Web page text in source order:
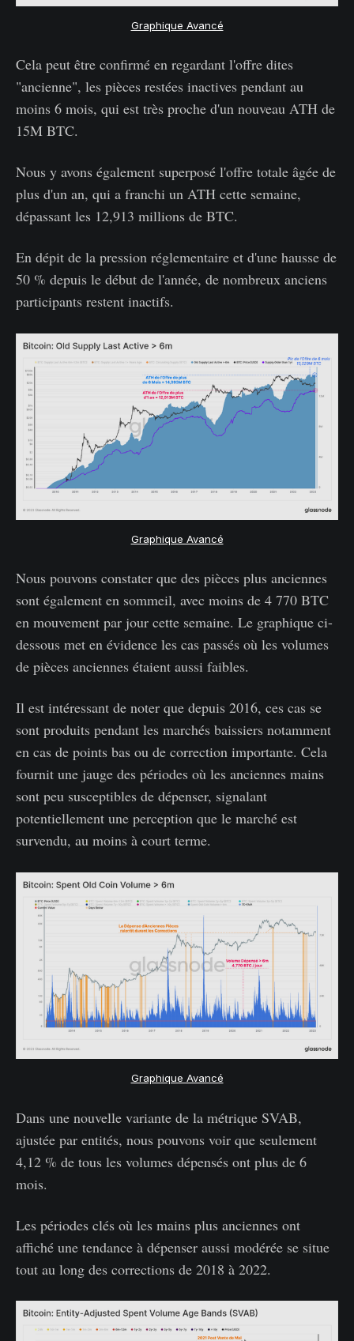
Graphique Avancé
Cela peut être confirmé en regardant l'offre dites
"ancienne", les pièces restées inactives pendant au
moins 6 mois, qui est très proche d'un nouveau ATH de
15M BTC.
Nous y avons également superposé l'offre totale âgée de
plus d'un an, qui a franchi un ATH cette semaine,
dépassant les 12,913 millions de BTC.
En dépit de la pression réglementaire et d'une hausse de
50 % depuis le début de l'année, de nombreux anciens
participants restent inactifs.
Graphique Avancé
Nous pouvons constater que des pièces plus anciennes
sont également en sommeil, avec moins de 4 770 BTC
en mouvement par jour cette semaine. Le graphique ci-
dessous met en évidence les cas passés où les volumes
de pièces anciennes étaient aussi faibles.
Il est intéressant de noter que depuis 2016, ces cas se
sont produits pendant les marchés baissiers notamment
en cas de points bas ou de correction importante. Cela
fournit une jauge des périodes où les anciennes mains
sont peu susceptibles de dépenser, signalant
potentiellement une perception que le marché est
survendu, au moins à court terme.
Graphique Avancé
Dans une nouvelle variante de la métrique SVAB,
ajustée par entités, nous pouvons voir que seulement
4,12 % de tous les volumes dépensés ont plus de 6
mois.
Les périodes clés où les mains plus anciennes ont
affiché une tendance à dépenser aussi modérée se situe
tout au long des corrections de 2018 à 2022.